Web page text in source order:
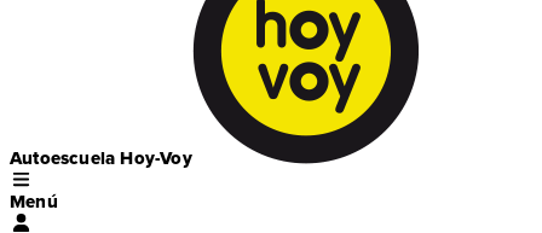
Autoescuela Hoy-Voy
Menú